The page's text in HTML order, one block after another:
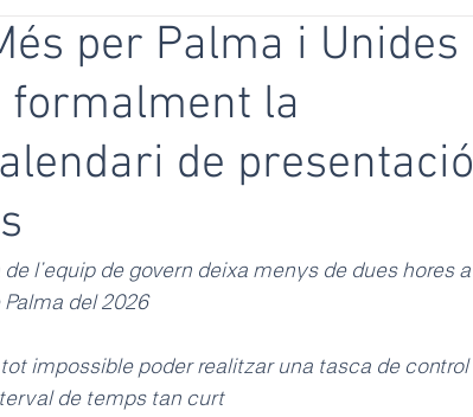
per Palma i Unides
formalment la
de presentació
l’equip de govern deixa menys de dues hores a
del 2026
impossible poder realitzar una tasca de control
de temps tan curt